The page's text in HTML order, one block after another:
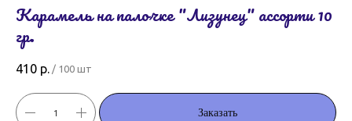
Карамель на палочке "Лизунец" ассорти 10
гр.
410 р. / 100 шт
Заказать